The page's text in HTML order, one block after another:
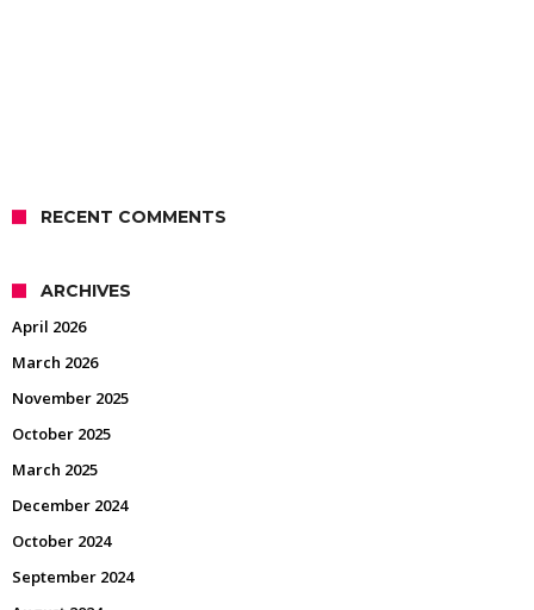
RECENT COMMENTS
ARCHIVES
April 2026
March 2026
November 2025
October 2025
March 2025
December 2024
October 2024
September 2024